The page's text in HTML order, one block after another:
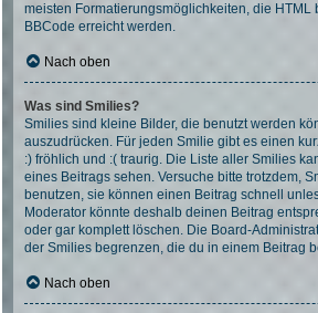
meisten Formatierungsmöglichkeiten, die HTML
BBCode erreicht werden.
Nach oben
Was sind Smilies?
Smilies sind kleine Bilder, die benutzt werden
auszudrücken. Für jeden Smilie gibt es einen
:) fröhlich und :( traurig. Die Liste aller Smilies
eines Beitrags sehen. Versuche bitte trotzdem,
benutzen, sie können einen Beitrag schnell
Moderator könnte deshalb deinen Beitrag
oder gar komplett löschen. Die Board-
der Smilies begrenzen, die du in einem Beitrag
Nach oben